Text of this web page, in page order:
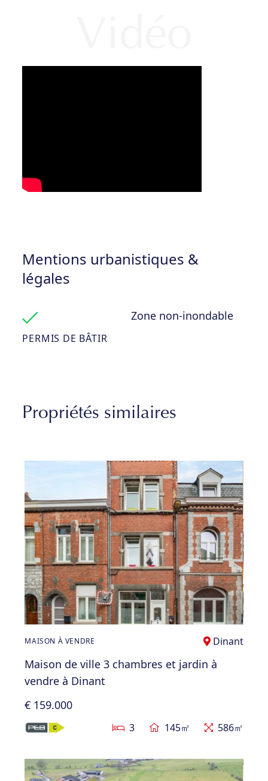
Mentions urbanistiques &
légales
PERMIS DE BÂTIR
Zone non-inondable
Propriétés similaires
MAISON À VENDRE Dinant
Maison de ville 3 chambres et jardin à
vendre à Dinant
€ 159.000
3 145㎡ 586㎡